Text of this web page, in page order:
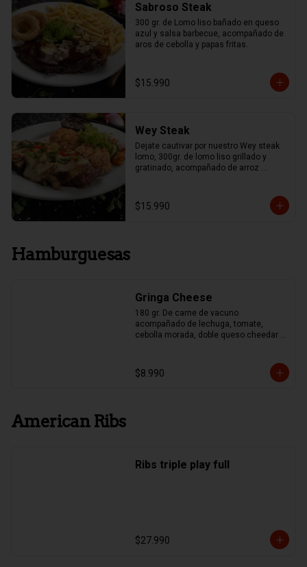
Sabroso Steak
300 gr. de Lomo liso bañado en queso
azul y salsa barbecue, acompañado de
aros de cebolla y papas fritas.
$15.990
Wey Steak
Dejate cautivar por nuestro Wey steak
lomo, 300gr. de lomo liso grillado y
gratinado, acompañado de arroz
$15.990
Hamburguesas
Gringa Cheese
180 gr. De carne de vacuno
acompañado de lechuga, tomate,
cebolla morada, doble queso cheedar y
$8.990
American Ribs
Ribs triple play full
$27.990